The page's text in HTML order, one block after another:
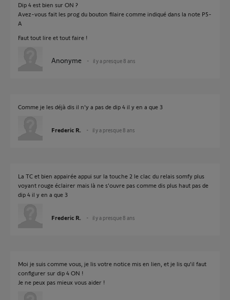
Dip 4 est bien sur ON ?
Avez-vous fait les prog du bouton filaire comme indiqué dans la note P5-
A
Faut tout lire et tout faire !
Anonyme il y a presque 8 ans
Comme je les déjà dis il n'y a pas de dip 4 il y en a que 3
Frederic R. il y a presque 8 ans
La TC et bien appairée appui sur la touche 2 le clac du relais somfy plus
voyant rouge éclairer mais là ne s'ouvre pas comme dis plus haut pas de
dip 4 il y en a que 3
Frederic R. il y a presque 8 ans
Moi je suis comme vous, je lis votre notice mis en lien, et je lis qu'il faut
configurer sur dip 4 ON !
Je ne peux pas mieux vous aider !